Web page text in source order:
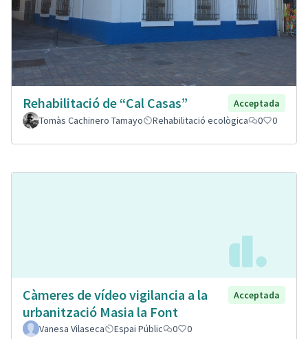
Rehabilitació de “Cal Casas”
Acceptada
Tomàs Cachinero Tamayo
Rehabilitació ecològica 0 0
Càmeres de vídeo vigilancia a la
urbanització Masia la Font
Acceptada
Vanesa Vilaseca Espai Públic 0 0